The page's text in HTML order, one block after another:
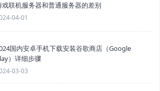
戏联机服务器和普通服务器的差别
04-01
国内安卓手机下载安装谷歌商店（Google
）详细步骤
03-03